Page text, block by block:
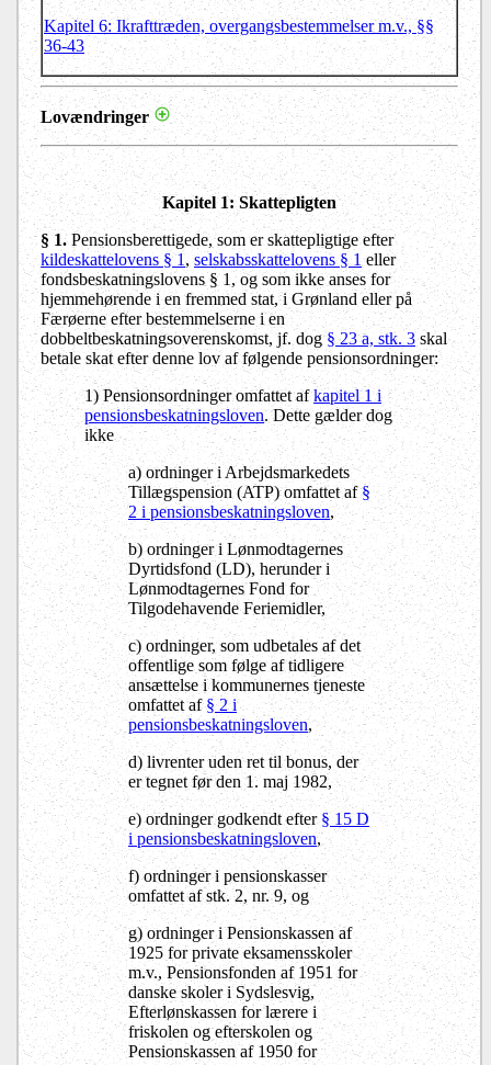
Kapitel 6: Ikrafttræden, overgangsbestemmelser m.v., §§
36-43
Lovændringer
Kapitel 1: Skattepligten
§ 1.Pensionsberettigede, som er skattepligtige efter
kildeskattelovens § 1, selskabsskattelovens § 1 eller
fondsbeskatningslovens § 1, og som ikke anses for
hjemmehørende i en fremmed stat, i Grønland eller på
Færøerne efter bestemmelserne i en
dobbeltbeskatningsoverenskomst, jf. dog§ 23 a, stk. 3skal
betale skat efter denne lov af følgende pensionsordninger:
1) Pensionsordninger omfattet afkapitel 1 i
pensionsbeskatningsloven. Dette gælder dog
ikke
a) ordninger i Arbejdsmarkedets
Tillægspension (ATP) omfattet af§
2 i pensionsbeskatningsloven,
b) ordninger i Lønmodtagernes
Dyrtidsfond (LD), herunder i
Lønmodtagernes Fond for
Tilgodehavende Feriemidler,
c) ordninger, som udbetales af det
offentlige som følge af tidligere
ansættelse i kommunernes tjeneste
omfattet af§ 2 i
pensionsbeskatningsloven,
d) livrenter uden ret til bonus, der
er tegnet før den 1. maj 1982,
e) ordninger godkendt efter§ 15 D
i pensionsbeskatningsloven,
f) ordninger i pensionskasser
omfattet af stk. 2, nr. 9, og
g) ordninger i Pensionskassen af
1925 for private eksamensskoler
m.v., Pensionsfonden af 1951 for
danske skoler i Sydslesvig,
Efterlønskassen for lærere i
friskolen og efterskolen og
Pensionskassen af 1950 for